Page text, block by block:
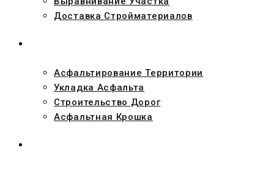
Доставка Стройматериалов
Асфальтирование Территории
Укладка Асфальта
Строительство Дорог
Асфальтная Крошка